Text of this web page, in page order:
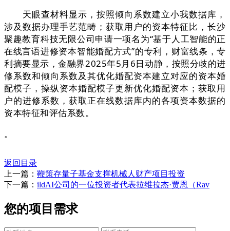
天眼查材料显示，按照倾向系数建立小我数据库，
涉及数据办理手艺范畴；获取用户的资本特征比，长沙
聚趣教育科技无限公司申请一项名为“基于人工智能的正
在线言语进修资本智能婚配方式”的专利，财富线条，专
利摘要显示，金融界2025年5月6日动静，按照分歧的进
修系数和倾向系数及其优化婚配资本建立对应的资本婚
配模子，操纵资本婚配模子更新优化婚配资本；获取用
户的进修系数，获取正在线数据库内的各项资本数据的
资本特征和评估系数。
。
返回目录
上一篇： 鞭策存量子基金支撑机械人财产项目投资
下一篇： ildAI公司的一位投资者代表拉维拉杰·贾恩（Rav
您的项目需求